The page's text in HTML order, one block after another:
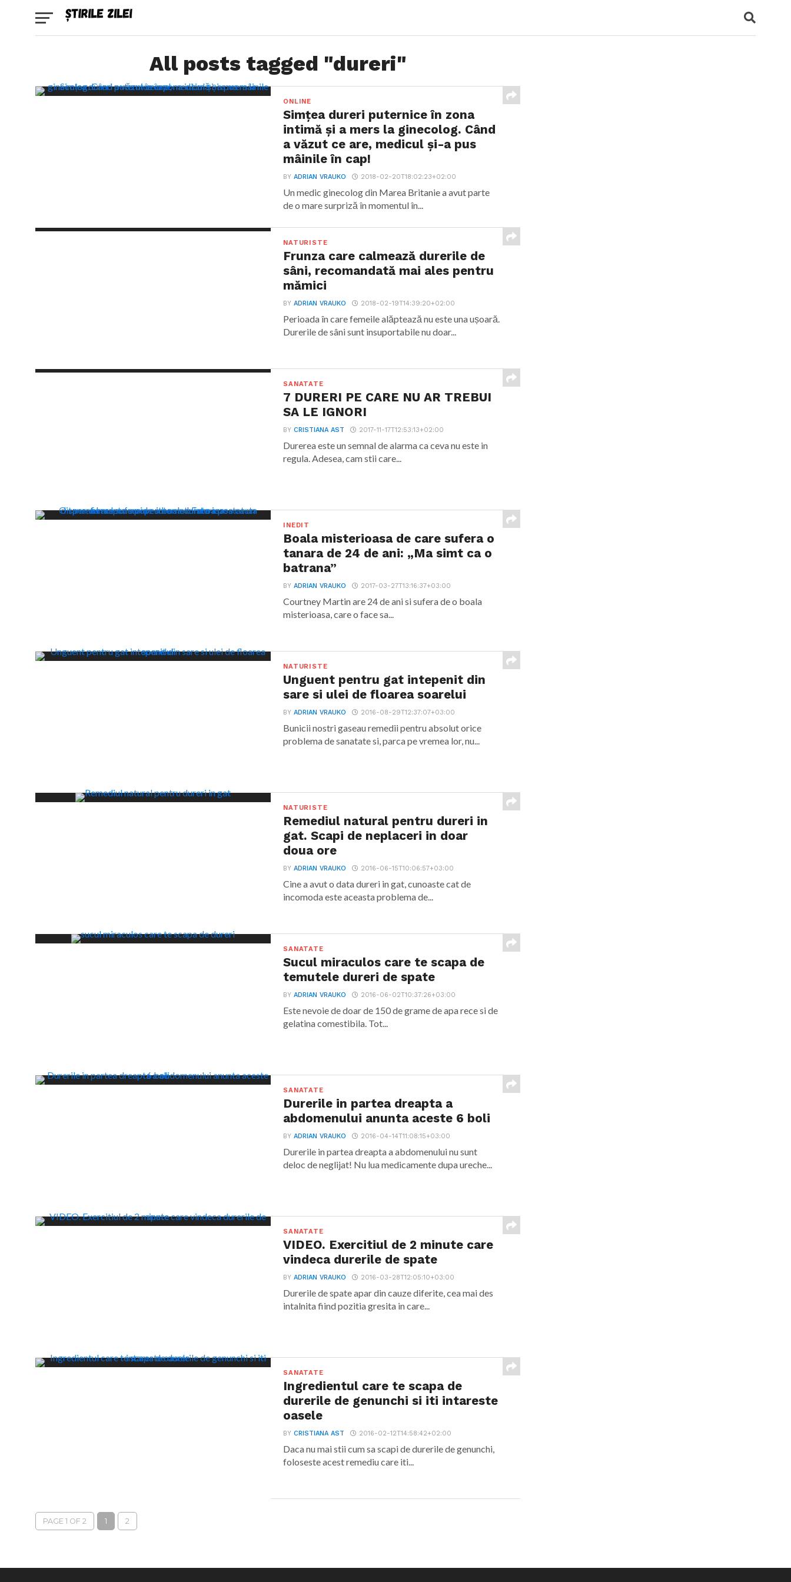
All posts tagged "dureri"
ONLINE
Simțea dureri puternice în zona
intimă și a mers la ginecolog. Când
a văzut ce are, medicul și-a pus
mâinile în cap!
BYADRIAN VRAUKO 2018-02-20T18:02:23+02:00
Un medic ginecolog din Marea Britanie a avut parte
de o mare surpriză în momentul în...
NATURISTE
Frunza care calmează durerile de
sâni, recomandată mai ales pentru
mămici
BYADRIAN VRAUKO 2018-02-19T14:39:20+02:00
Perioada în care femeile alăptează nu este una ușoară.
Durerile de sâni sunt insuportabile nu doar...
SANATATE
7 DURERI PE CARE NU AR TREBUI
SA LE IGNORI
BYCRISTIANA AST 2017-11-17T12:53:13+02:00
Durerea este un semnal de alarma ca ceva nu este in
regula. Adesea, cam stii care...
INEDIT
Boala misterioasa de care sufera o
tanara de 24 de ani: „Ma simt ca o
batrana”
BYADRIAN VRAUKO 2017-03-27T13:16:37+03:00
Courtney Martin are 24 de ani si sufera de o boala
misterioasa, care o face sa...
NATURISTE
Unguent pentru gat intepenit din
sare si ulei de floarea soarelui
BYADRIAN VRAUKO 2016-08-29T12:37:07+03:00
Bunicii nostri gaseau remedii pentru absolut orice
problema de sanatate si, parca pe vremea lor, nu...
NATURISTE
Remediul natural pentru dureri in
gat. Scapi de neplaceri in doar
doua ore
BYADRIAN VRAUKO 2016-06-15T10:06:57+03:00
Cine a avut o data dureri in gat, cunoaste cat de
incomoda este aceasta problema de...
SANATATE
Sucul miraculos care te scapa de
temutele dureri de spate
BYADRIAN VRAUKO 2016-06-02T10:37:26+03:00
Este nevoie de doar de 150 de grame de apa rece si de
gelatina comestibila. Tot...
SANATATE
Durerile in partea dreapta a
abdomenului anunta aceste 6 boli
BYADRIAN VRAUKO 2016-04-14T11:08:15+03:00
Durerile in partea dreapta a abdomenului nu sunt
deloc de neglijat! Nu lua medicamente dupa ureche...
SANATATE
VIDEO. Exercitiul de 2 minute care
vindeca durerile de spate
BYADRIAN VRAUKO 2016-03-28T12:05:10+03:00
Durerile de spate apar din cauze diferite, cea mai des
intalnita fiind pozitia gresita in care...
SANATATE
Ingredientul care te scapa de
durerile de genunchi si iti intareste
oasele
BYCRISTIANA AST 2016-02-12T14:58:42+02:00
Daca nu mai stii cum sa scapi de durerile de genunchi,
foloseste acest remediu care iti...
PAGE 1 OF 2 1 2